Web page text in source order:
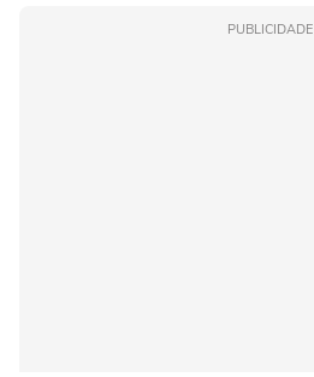
PUBLICIDADE